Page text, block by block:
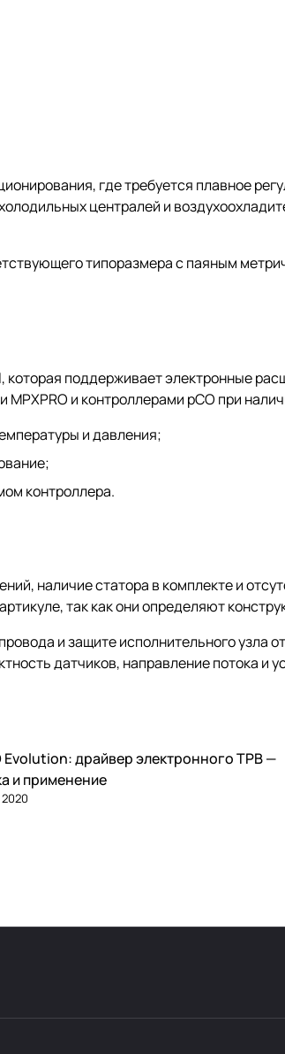
где требуется плавное
централей и
типоразмера с паяным
поддерживает электронные
и контроллерами pCO при
и давления;
контроллера.
наличие статора в комплекте и
так как они определяют
и защите исполнительного узла
датчиков, направление потока и
и контроллеры
Evolution: драйвер электронного ТРВ —
и применение